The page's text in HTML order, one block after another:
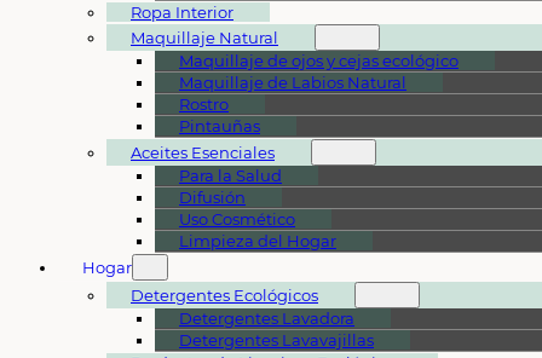
Ropa Interior
Maquillaje Natural
Maquillaje de ojos y cejas ecológico
Maquillaje de Labios Natural
Rostro
Pintauñas
Aceites Esenciales
Para la Salud
Difusión
Uso Cosmético
Limpieza del Hogar
Hogar
Detergentes Ecológicos
Detergentes Lavadora
Detergentes Lavavajillas